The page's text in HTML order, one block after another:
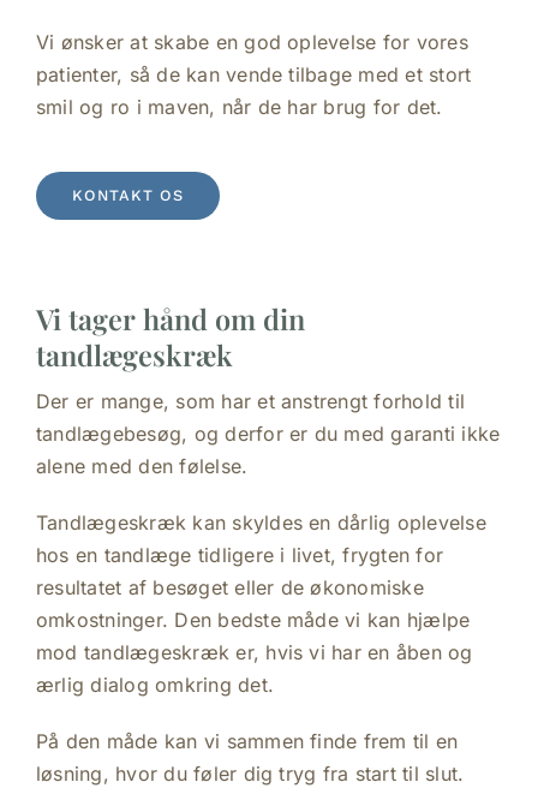
Vi ønsker at skabe en god oplevelse for vores
patienter, så de kan vende tilbage med et stort
smil og ro i maven, når de har brug for det.
KONTAKT OS
Vi tager hånd om din
tandlægeskræk
Der er mange, som har et anstrengt forhold til
tandlægebesøg, og derfor er du med garanti ikke
alene med den følelse.
Tandlægeskræk kan skyldes en dårlig oplevelse
hos en tandlæge tidligere i livet, frygten for
resultatet af besøget eller de økonomiske
omkostninger. Den bedste måde vi kan hjælpe
mod tandlægeskræk er, hvis vi har en åben og
ærlig dialog omkring det.
På den måde kan vi sammen finde frem til en
løsning, hvor du føler dig tryg fra start til slut.